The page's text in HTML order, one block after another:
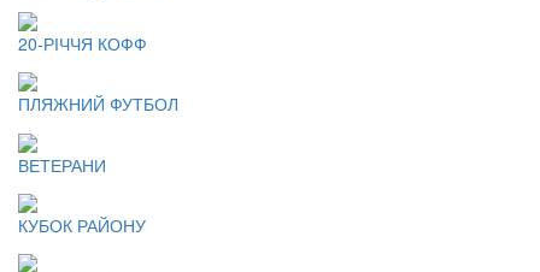
20-РІЧЧЯ КОФФ
ПЛЯЖНИЙ ФУТБОЛ
ВЕТЕРАНИ
КУБОК РАЙОНУ